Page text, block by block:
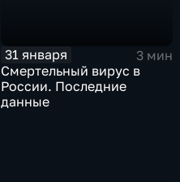
31 января
3 мин
Смертельный вирус в
России. Последние
данные